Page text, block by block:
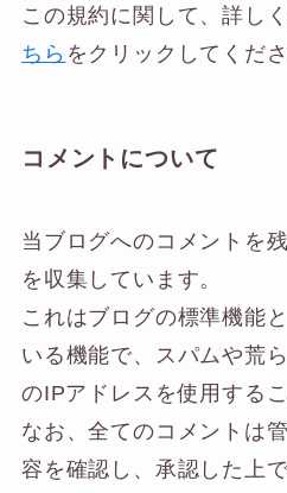
この規約に関して、詳し
ちら をクリックしてくださ
コメントについて
当ブログへのコメントを
を収集しています。
これはブログの標準機能
いる機能で、スパムや荒
のIPアドレスを使用する
なお、全てのコメントは
容を確認し、承認した上